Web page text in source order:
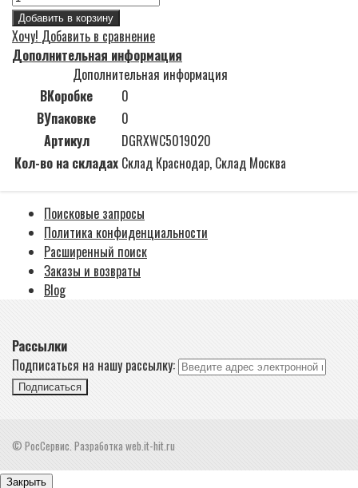
Добавить в корзину
Хочу! Добавить в сравнение
Дополнительная информация
Дополнительная информация
ВКоробке
0
ВУпаковке
0
Артикул
DGRXWC5019020
Кол-во на складах Склад Краснодар, Склад Москва
Поисковые запросы
Политика конфиденциальности
Расширенный поиск
Заказы и возвраты
Blog
Рассылки
Подписаться на нашу рассылку:
Подписаться
© РосСервис. Разработка web.it-hit.ru
Закрыть